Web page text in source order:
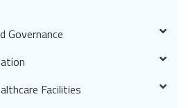
Governance
Facilities